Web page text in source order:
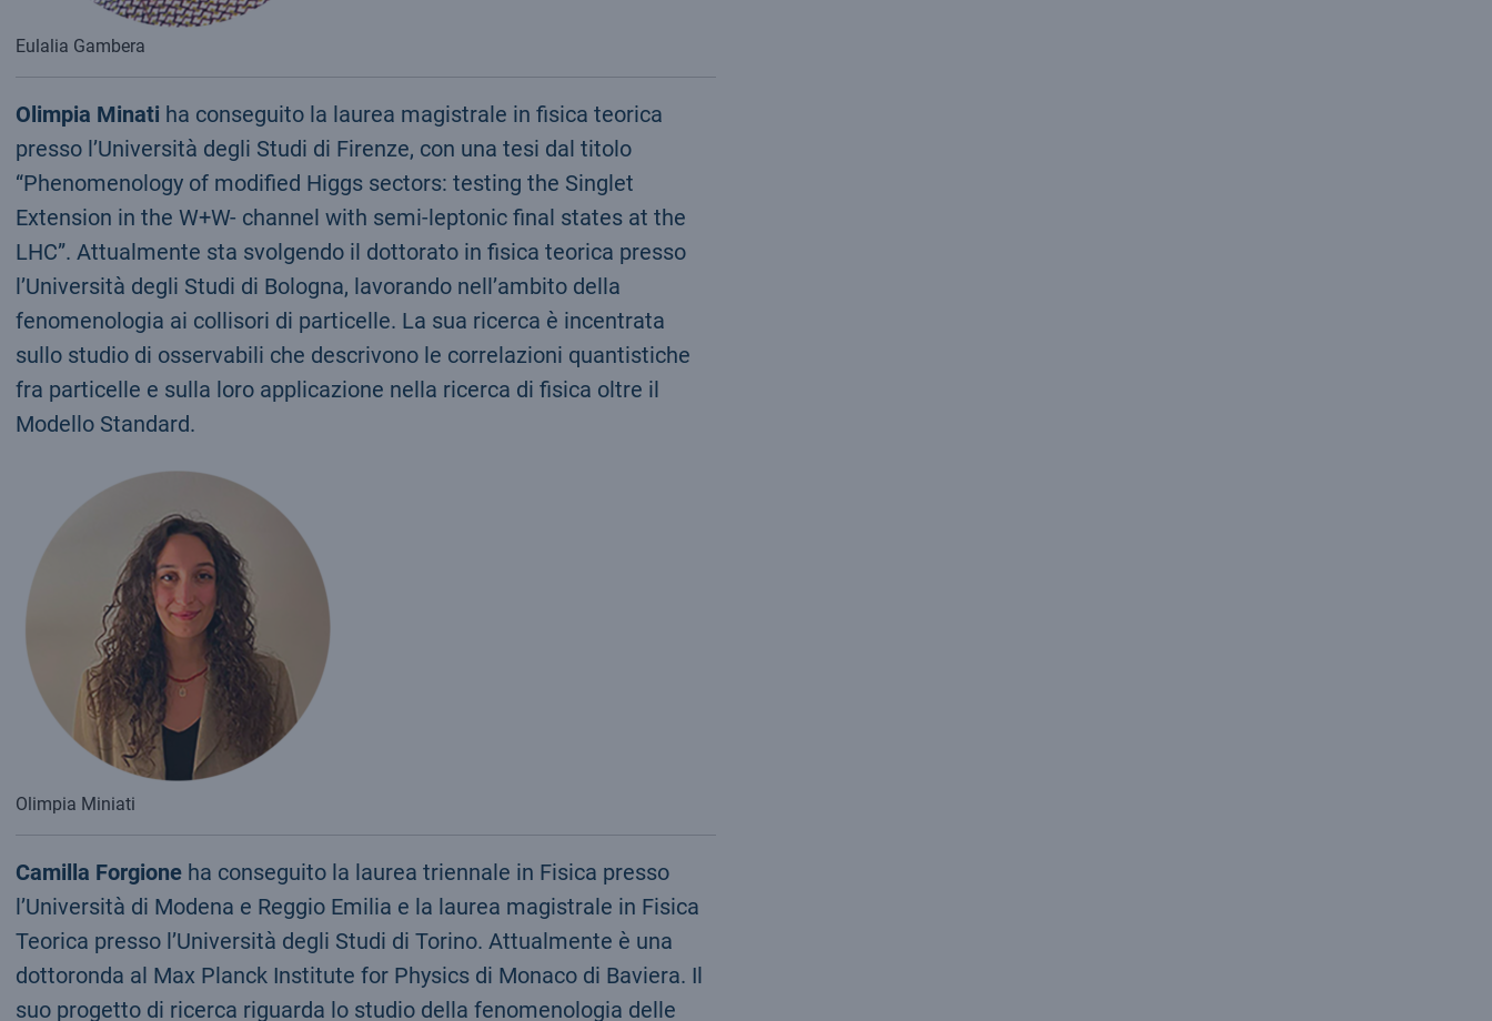
Eulalia Gambera
Olimpia Minati ha conseguito la laurea magistrale in fisica teorica
presso l’Università degli Studi di Firenze, con una tesi dal titolo
“Phenomenology of modified Higgs sectors: testing the Singlet
Extension in the W+W- channel with semi-leptonic final states at the
LHC”. Attualmente sta svolgendo il dottorato in fisica teorica presso
l’Università degli Studi di Bologna, lavorando nell’ambito della
fenomenologia ai collisori di particelle. La sua ricerca è incentrata
sullo studio di osservabili che descrivono le correlazioni quantistiche
fra particelle e sulla loro applicazione nella ricerca di fisica oltre il
Modello Standard.
Olimpia Miniati
Camilla Forgione ha conseguito la laurea triennale in Fisica presso
l’Università di Modena e Reggio Emilia e la laurea magistrale in Fisica
Teorica presso l’Università degli Studi di Torino. Attualmente è una
dottoronda al Max Planck Institute for Physics di Monaco di Baviera. Il
suo progetto di ricerca riguarda lo studio della fenomenologia delle